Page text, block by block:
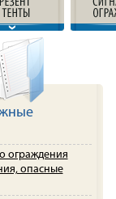
ограждения
опасные